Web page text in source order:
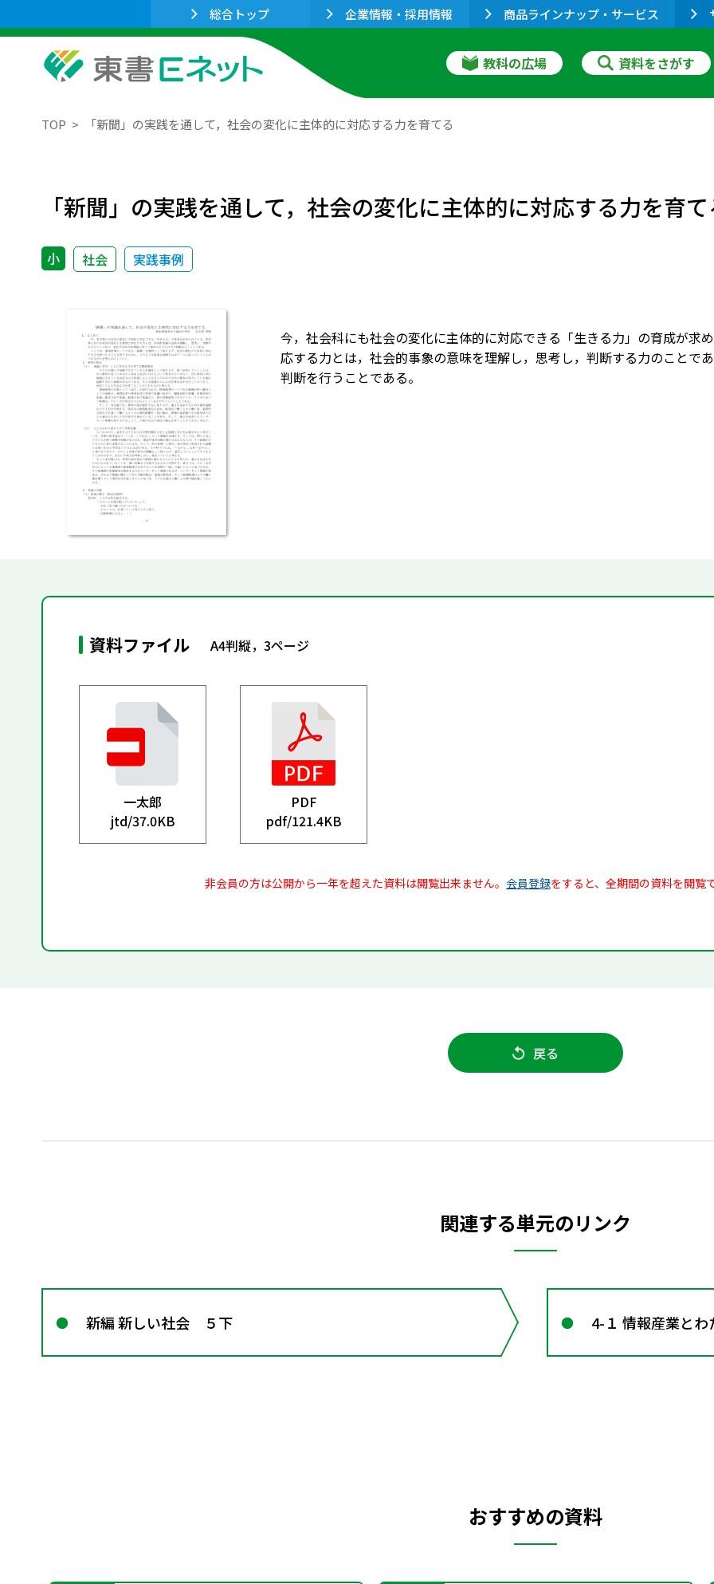
総合トップ 企業情報・採用情報 商品ラインナップ・サービス
教科の広場 資料をさがす
TOP 「新聞」の実践を通して，社会の変化に主体的に対応する力を育てる
「新聞」の実践を通して，社会の変化に主体的に対応する力を育て
小 社会 実践事例
今，社会科にも社会の変化に主体的に対応できる「生きる力」の育成が求
応する力とは，社会的事象の意味を理解し，思考し，判断する力のことで
判断を行うことである。
資料ファイル A4判縦，3ページ
一太郎
jtd/37.0KB
PDF
pdf/121.4KB
非会員の方は公開から一年を超えた資料は閲覧出来ません。 会員登録をすると、全期間の資料を閲覧
戻る
関連する単元のリンク
新編 新しい社会 ５下 4-１ 情報産業とわ
おすすめの資料